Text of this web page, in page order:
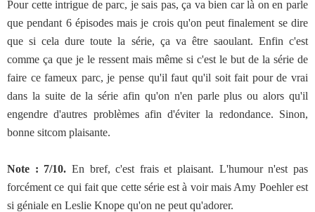
Pour cette intrigue de parc, je sais pas, ça va bien car là on en parle
que pendant 6 épisodes mais je crois qu'on peut finalement se dire
que si cela dure toute la série, ça va être saoulant. Enfin c'est
comme ça que je le ressent mais même si c'est le but de la série de
faire ce fameux parc, je pense qu'il faut qu'il soit fait pour de vrai
dans la suite de la série afin qu'on n'en parle plus ou alors qu'il
engendre d'autres problèmes afin d'éviter la redondance. Sinon,
bonne sitcom plaisante.
Note : 7/10. En bref, c'est frais et plaisant. L'humour n'est pas
forcément ce qui fait que cette série est à voir mais Amy Poehler est
si géniale en Leslie Knope qu'on ne peut qu'adorer.